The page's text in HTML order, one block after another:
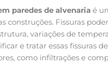
paredes de alvenaria é
construções. Fissuras
variações de
e tratar essas fissuras
como infiltrações e